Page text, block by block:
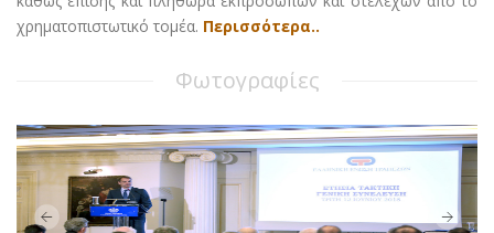
χρηματοπιστωτικό τομέα. Περισσότερα..
Φωτογραφίες